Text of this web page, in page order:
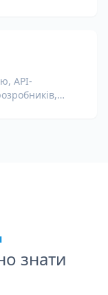
API-
знати